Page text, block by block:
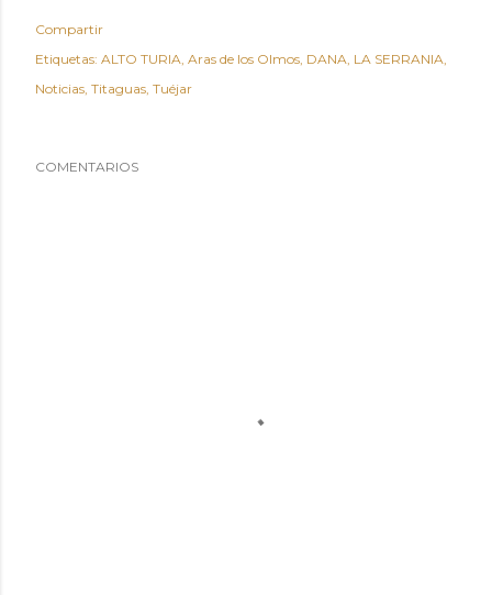
Compartir
Etiquetas: ALTO TURIA Aras de los Olmos DANA LA SERRANIA
Noticias Titaguas Tuéjar
COMENTARIOS